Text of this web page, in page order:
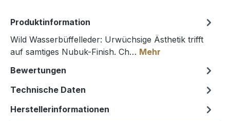
Produktinformation
Wild Wasserbüffelleder: Urwüchsige Ästhetik trifft
auf samtiges Nubuk-Finish. Ch… Mehr
Bewertungen
Technische Daten
Herstellerinformationen